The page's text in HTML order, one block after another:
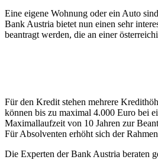
Eine eigene Wohnung oder ein Auto
Bank Austria bietet nun einen sehr
beantragt werden, die an einer
Für den Kredit stehen mehrere
können bis zu maximal 4.000 Euro bei
Maximallaufzeit von 10 Jahren zur
Für Absolventen erhöht sich der
Die Experten der Bank Austria beraten